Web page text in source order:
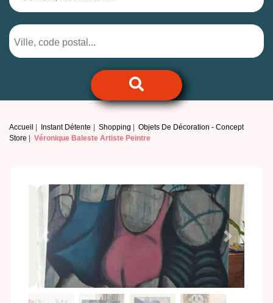
Accueil Instant Détente Shopping
Objets De Décoration - Concept
Store
Véronique Baleste Artiste Peintre
Previous Next